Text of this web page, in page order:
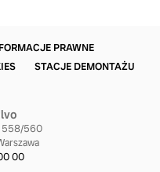
PRAWNE
STACJE DEMONTAŻU
558/560
00